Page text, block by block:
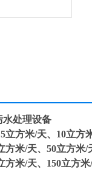
水处理设备
方米/天、10立方
方米/天、50立方米
米/天、150立方